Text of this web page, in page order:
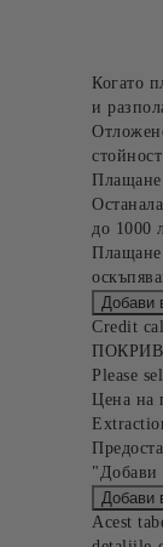
Когато
и
Плащане
до 1000
Плащане
Credit
Please
Цена на
"Добави
Acest